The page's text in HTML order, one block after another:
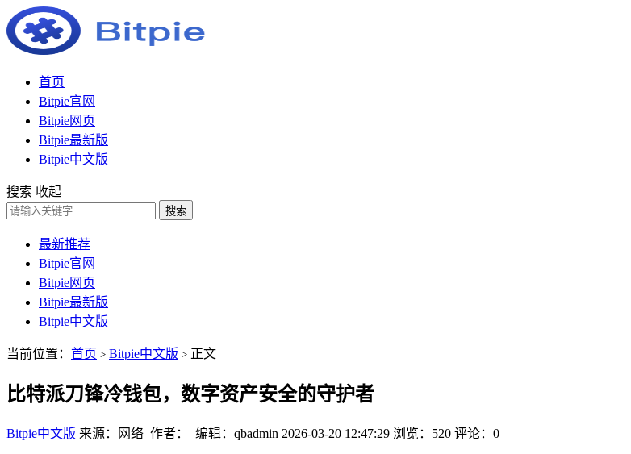
首页
Bitpie官网
Bitpie网页
Bitpie最新版
Bitpie中文版
搜索 收起
搜索
最新推荐
Bitpie官网
Bitpie网页
Bitpie最新版
Bitpie中文版
当前位置： 首页 > Bitpie中文版 > 正文
比特派刀锋冷钱包，数字资产安全的守护者
Bitpie中文版 来源：网络 作者： 编辑：qbadmin 2026-03-20 12:47:29 浏览：520 评论：0